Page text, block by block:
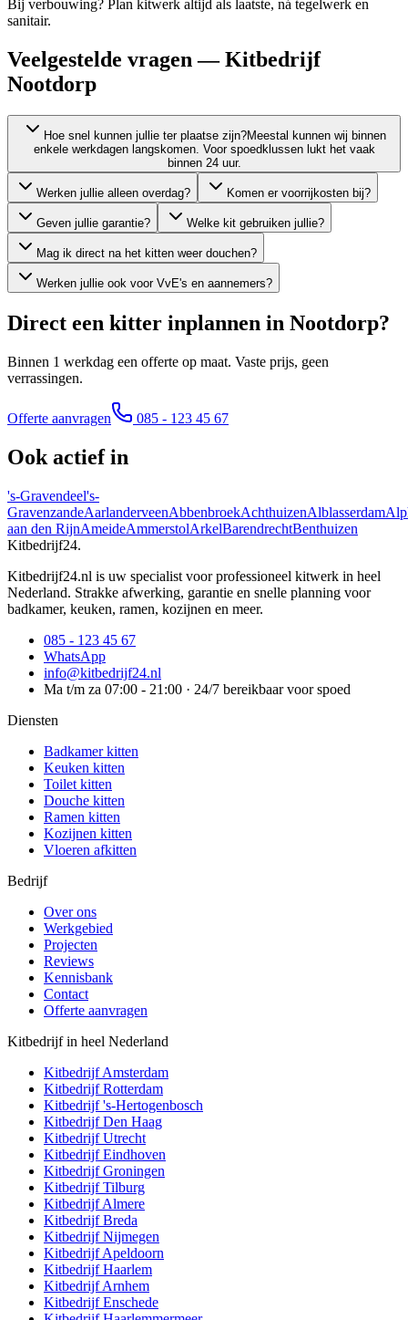
Bij verbouwing? Plan kitwerk altijd als laatste, ná tegelwerk en
sanitair.
Veelgestelde vragen — Kitbedrijf
Nootdorp
Hoe snel kunnen jullie ter plaatse zijn?Meestal kunnen wij binnen
enkele werkdagen langskomen. Voor spoedklussen lukt het vaak
binnen 24 uur.
Werken jullie alleen overdag? Komen er voorrijkosten bij?
Geven jullie garantie? Welke kit gebruiken jullie?
Mag ik direct na het kitten weer douchen?
Werken jullie ook voor VvE's en aannemers?
Direct een kitter inplannen in Nootdorp?
Binnen 1 werkdag een offerte op maat. Vaste prijs, geen
verrassingen.
Offerte aanvragen 085 - 123 45 67
Ook actief in
's-Gravendeel's-
GravenzandeAarlanderveenAbbenbroekAchthuizenAlblasserdam
aan den RijnAmeideAmmerstolArkelBarendrechtBenthuizen
Kitbedrijf24.
Kitbedrijf24.nl is uw specialist voor professioneel kitwerk in heel
Nederland. Strakke afwerking, garantie en snelle planning voor
badkamer, keuken, ramen, kozijnen en meer.
085 - 123 45 67
WhatsApp
info@kitbedrijf24.nl
Ma t/m za 07:00 - 21:00 · 24/7 bereikbaar voor spoed
Diensten
Badkamer kitten
Keuken kitten
Toilet kitten
Douche kitten
Ramen kitten
Kozijnen kitten
Vloeren afkitten
Bedrijf
Over ons
Werkgebied
Projecten
Reviews
Kennisbank
Contact
Offerte aanvragen
Kitbedrijf in heel Nederland
KitbedrijfAmsterdam
KitbedrijfRotterdam
Kitbedrijf's-Hertogenbosch
KitbedrijfDen Haag
KitbedrijfUtrecht
KitbedrijfEindhoven
KitbedrijfGroningen
KitbedrijfTilburg
KitbedrijfAlmere
KitbedrijfBreda
KitbedrijfNijmegen
KitbedrijfApeldoorn
KitbedrijfHaarlem
KitbedrijfArnhem
KitbedrijfEnschede